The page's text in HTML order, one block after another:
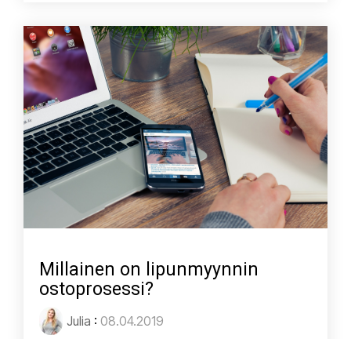
Millainen on lipunmyynnin
ostoprosessi?
Julia : 08.04.2019